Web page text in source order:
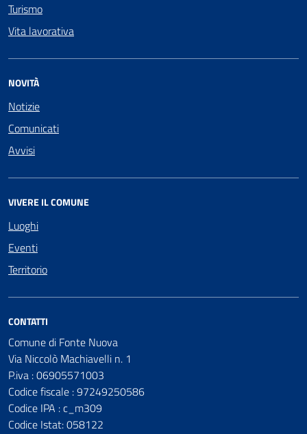
Turismo
Vita lavorativa
NOVITÀ
Notizie
Comunicati
Avvisi
VIVERE IL COMUNE
Luoghi
Eventi
Territorio
CONTATTI
Comune di Fonte Nuova
Via Niccolò Machiavelli n. 1
P.iva : 06905571003
Codice fiscale : 97249250586
Codice IPA : c_m309
Codice Istat: 058122